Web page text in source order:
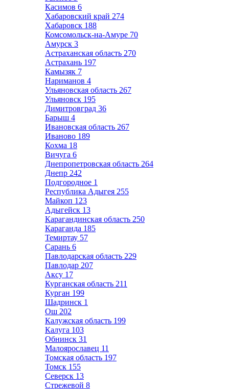
Касимов 6
Хабаровский край 274
Хабаровск 188
Комсомольск-на-Амуре 70
Амурск 3
Астраханская область 270
Астрахань 197
Камызяк 7
Нариманов 4
Ульяновская область 267
Ульяновск 195
Димитровград 36
Барыш 4
Ивановская область 267
Иваново 189
Кохма 18
Вичуга 6
Днепропетровская область 264
Днепр 242
Подгородное 1
Республика Адыгея 255
Майкоп 123
Адыгейск 13
Карагандинская область 250
Караганда 185
Темиртау 57
Сарань 6
Павлодарская область 229
Павлодар 207
Аксу 17
Курганская область 211
Курган 199
Шадринск 1
Ош 202
Калужская область 199
Калуга 103
Обнинск 31
Малоярославец 11
Томская область 197
Томск 155
Северск 13
Стрежевой 8